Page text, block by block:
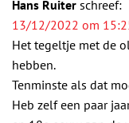
Hans Ruiter schreef:
13/12/2022 om
Het tegeltje met de
hebben.
Tenminste als dat
Heb zelf een paar